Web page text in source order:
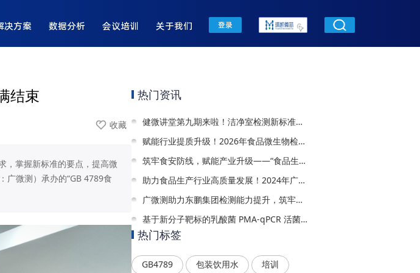
决方案 数据分析 会议培训 关于我们 登录
结束
收藏
，掌握新标准的要点，提高微
广微测）承办的“GB 4789食
热门资讯
健微讲堂第九期来啦！洁净室检测新标准实战培训：2025版三标准变更案例与应用技巧
赋能行业提质升级！2026年食品微生物检验技术暨实验室质量控制专题培训班（广东第一期）即将启幕
筑牢食安防线，赋能产业升级——“食品生产中微生物污染识别与防控实务培训班”在穗圆满落幕
助力食品生产行业高质量发展！2024年广东省乳制品生产行业提升帮扶会议顺利召开
广微测助力东鹏集团检测能力提升，筑牢食品安全防线
基于新分子靶标的乳酸菌 PMA-qPCR 活菌定量检测技术交流会在广微测顺利举行
热门标签
GB4789 包装饮用水 培训